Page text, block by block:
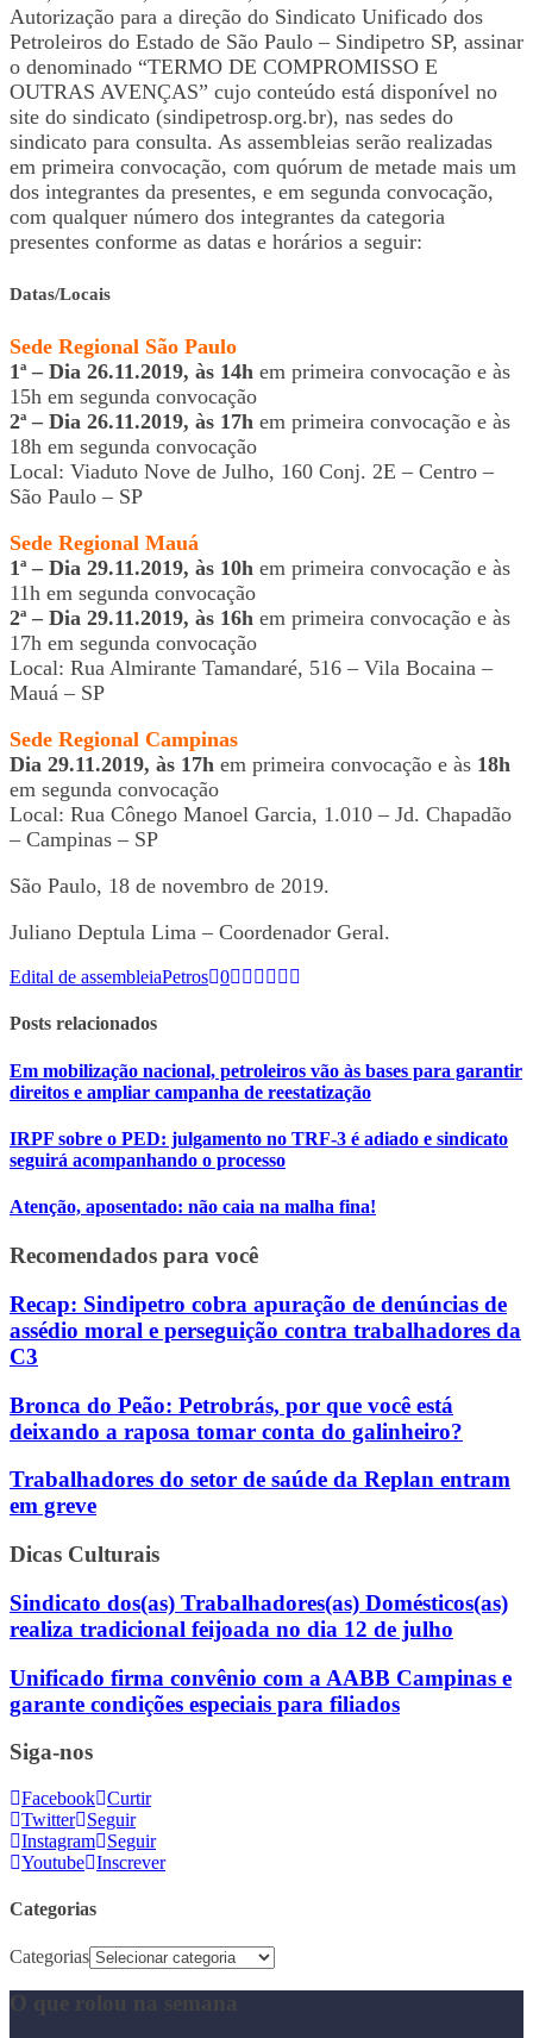
Autorização para a direção do Sindicato Unificado dos
Petroleiros do Estado de São Paulo – Sindipetro SP, assinar
o denominado “TERMO DE COMPROMISSO E
OUTRAS AVENÇAS” cujo conteúdo está disponível no
site do sindicato (sindipetrosp.org.br), nas sedes do
sindicato para consulta. As assembleias serão realizadas
em primeira convocação, com quórum de metade mais um
dos integrantes da presentes, e em segunda convocação,
com qualquer número dos integrantes da categoria
presentes conforme as datas e horários a seguir:
Datas/Locais
Sede Regional São Paulo
1ª – Dia 26.11.2019, às 14h em primeira convocação e às
15h em segunda convocação
2ª – Dia 26.11.2019, às 17h em primeira convocação e às
18h em segunda convocação
Local: Viaduto Nove de Julho, 160 Conj. 2E – Centro –
São Paulo – SP
Sede Regional Mauá
1ª – Dia 29.11.2019, às 10h em primeira convocação e às
11h em segunda convocação
2ª – Dia 29.11.2019, às 16h em primeira convocação e às
17h em segunda convocação
Local: Rua Almirante Tamandaré, 516 – Vila Bocaina –
Mauá – SP
Sede Regional Campinas
Dia 29.11.2019, às 17h em primeira convocação e às 18h
em segunda convocação
Local: Rua Cônego Manoel Garcia, 1.010 – Jd. Chapadão
– Campinas – SP
São Paulo, 18 de novembro de 2019.
Juliano Deptula Lima – Coordenador Geral.
Edital de assembleiaPetros 0
Posts relacionados
Em mobilização nacional, petroleiros vão às bases para garantir
direitos e ampliar campanha de reestatização
IRPF sobre o PED: julgamento no TRF-3 é adiado e sindicato
seguirá acompanhando o processo
Atenção, aposentado: não caia na malha fina!
Recomendados para você
Recap: Sindipetro cobra apuração de denúncias de
assédio moral e perseguição contra trabalhadores da
C3
Bronca do Peão: Petrobrás, por que você está
deixando a raposa tomar conta do galinheiro?
Trabalhadores do setor de saúde da Replan entram
em greve
Dicas Culturais
Sindicato dos(as) Trabalhadores(as) Domésticos(as)
realiza tradicional feijoada no dia 12 de julho
Unificado firma convênio com a AABB Campinas e
garante condições especiais para filiados
Siga-nos
Facebook Curtir
Twitter
Seguir
Instagram
Seguir
Youtube Inscrever
Categorias
Categorias
O que rolou na semana